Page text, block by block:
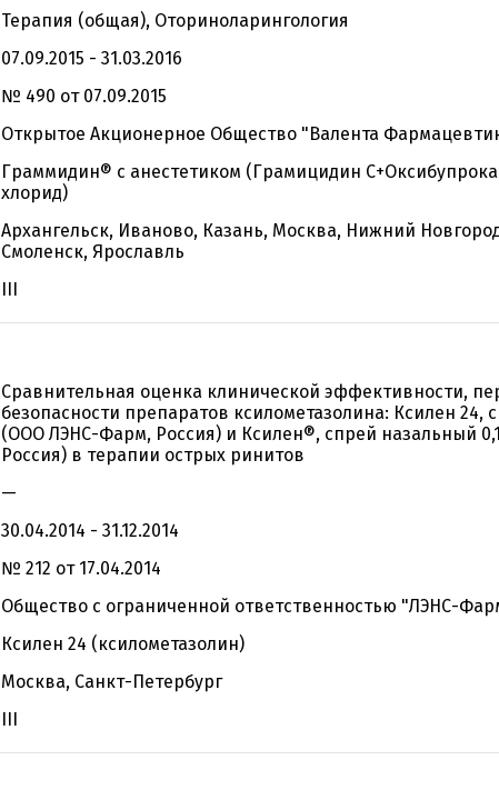
Терапия (общая), Оториноларингология
07.09.2015 - 31.03.2016
№ 490 от 07.09.2015
Открытое Акционерное Общество "Валента
Граммидин® с анестетиком (Грамицидин
хлорид)
Архангельск, Иваново, Казань, Москва, Нижний
Смоленск, Ярославль
III
Сравнительная оценка клинической эффективности,
безопасности препаратов ксилометазолина: Ксилен 24,
(ООО ЛЭНС-Фарм, Россия) и Ксилен®, спрей назальный
Россия) в терапии острых ринитов
—
30.04.2014 - 31.12.2014
№ 212 от 17.04.2014
Общество с ограниченной ответственностью "ЛЭНС-
Ксилен 24 (ксилометазолин)
Москва, Санкт-Петербург
III